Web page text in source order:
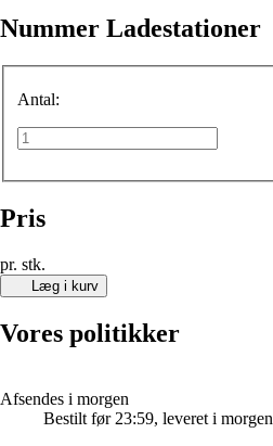
Nummer Ladestationer
Antal:
Pris
pr. stk.
Læg i kurv
Vores politikker
Afsendes i morgen
Bestilt før 23:59, leveret i morgen